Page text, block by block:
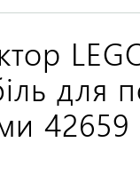
для
42659